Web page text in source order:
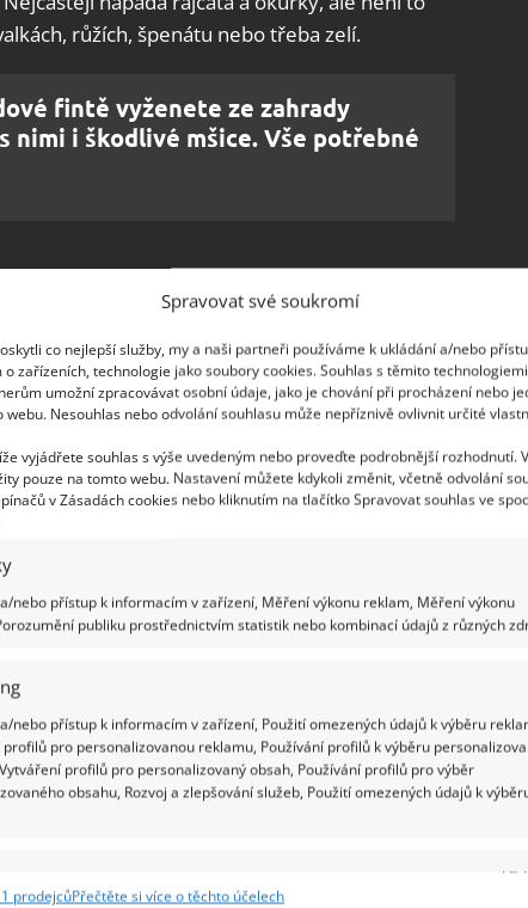
Spravovat své soukromí
co nejlepší služby, my a naši partneři používáme k ukládání a/nebo
zařízeních, technologie jako soubory cookies. Souhlas s těmito
umožní zpracovávat osobní údaje, jako je chování při procházení nebo
webu. Nesouhlas nebo odvolání souhlasu může nepříznivě ovlivnit určité
vyjádřete souhlas s výše uvedeným nebo proveďte podrobnější rozhodnutí.
pouze na tomto webu. Nastavení můžete kdykoli změnit, včetně odvolání
v Zásadách cookies nebo kliknutím na tlačítko Spravovat souhlas ve
nebo přístup k informacím v zařízení, Měření výkonu reklam, Měření výkonu
publiku prostřednictvím statistik nebo kombinací údajů z různých
nebo přístup k informacím v zařízení, Použití omezených údajů k výběru
pro personalizovanou reklamu, Používání profilů k výběru
profilů pro personalizovaný obsah, Používání profilů pro výběr
obsahu, Rozvoj a zlepšování služeb, Použití omezených údajů k
prodejcůPřečtěte si více o těchto účelech
růžích, špenátu nebo třeba zelí.
fintě vyženete ze zahrady
nimi i škodlivé mšice. Vše potřebné
k léčbě. Na padlí se prodávají komerční
je i postřik z mléka a droždí. Portál
jedna kostka droždí na půl litru mléka.
zředit kyblíkem vody. Rostliny stříkejte jednou
nerozšíří.